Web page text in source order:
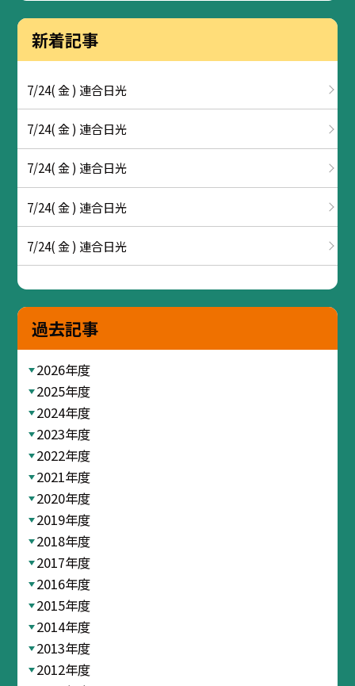
新着記事
7/24( 金 ) 連合日光
7/24( 金 ) 連合日光
7/24( 金 ) 連合日光
7/24( 金 ) 連合日光
7/24( 金 ) 連合日光
過去記事
2026年度
2025年度
2024年度
2023年度
2022年度
2021年度
2020年度
2019年度
2018年度
2017年度
2016年度
2015年度
2014年度
2013年度
2012年度